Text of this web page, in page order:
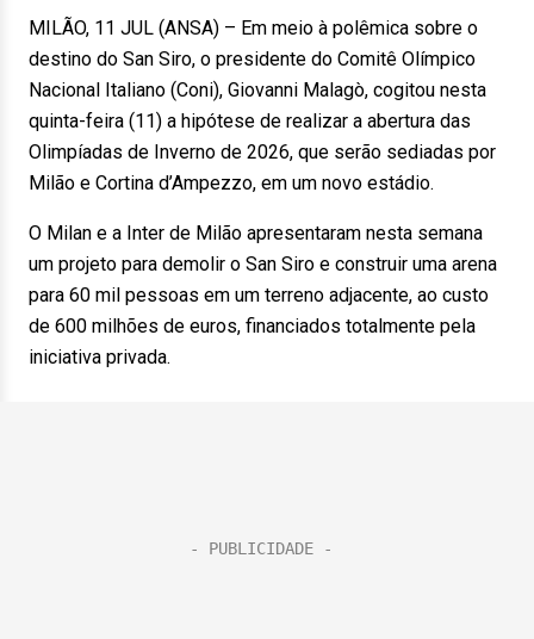
MILÃO, 11 JUL (ANSA) – Em meio à polêmica sobre o
destino do San Siro, o presidente do Comitê Olímpico
Nacional Italiano (Coni), Giovanni Malagò, cogitou nesta
quinta-feira (11) a hipótese de realizar a abertura das
Olimpíadas de Inverno de 2026, que serão sediadas por
Milão e Cortina d’Ampezzo, em um novo estádio.
O Milan e a Inter de Milão apresentaram nesta semana
um projeto para demolir o San Siro e construir uma arena
para 60 mil pessoas em um terreno adjacente, ao custo
de 600 milhões de euros, financiados totalmente pela
iniciativa privada.